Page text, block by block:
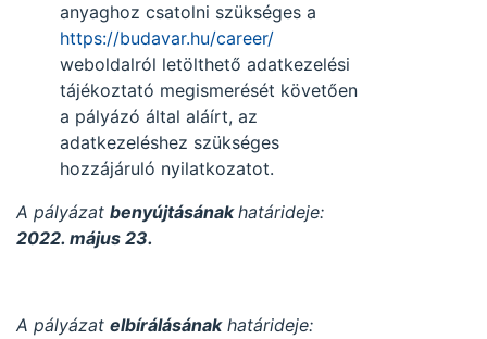
anyaghoz csatolni szükséges a
https://budavar.hu/career/
weboldalról letölthető adatkezelési
tájékoztató megismerését követően
a pályázó által aláírt, az
adatkezeléshez szükséges
hozzájáruló nyilatkozatot.
A pályázat benyújtásánakhatárideje:
2022. május 23.
A pályázat elbírálásánakhatárideje: